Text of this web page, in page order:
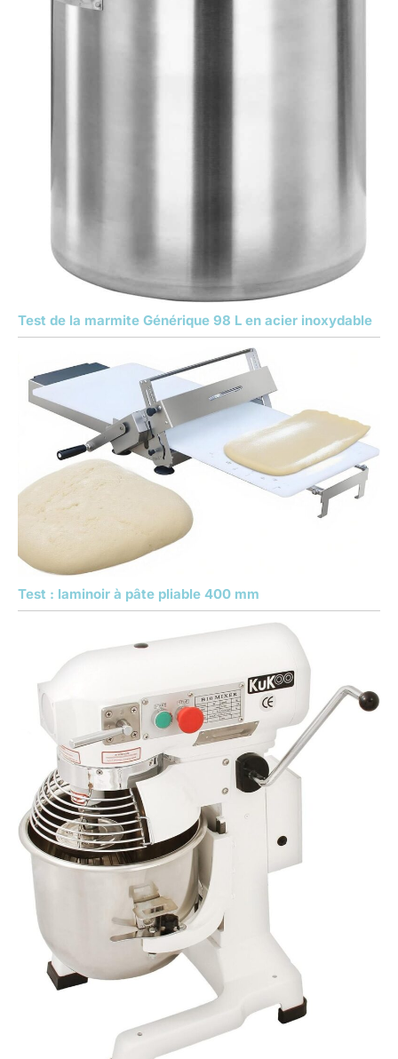
Test de la marmite Générique 98 L en acier inoxydable
Test : laminoir à pâte pliable 400 mm